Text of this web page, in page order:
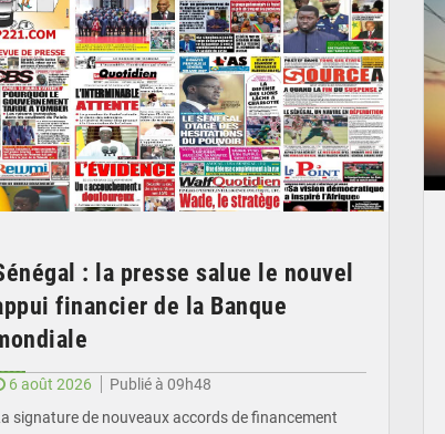
: la presse salue le nouvel
financier de la Banque
6 août 2026
Publié à 09h48
signature de nouveaux accords de financement